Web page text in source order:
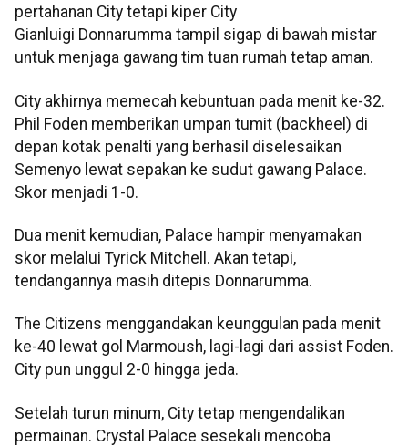
pertahanan City tetapi kiper City
Gianluigi Donnarumma tampil sigap di bawah mistar
untuk menjaga gawang tim tuan rumah tetap aman.
City akhirnya memecah kebuntuan pada menit ke-32.
Phil Foden memberikan umpan tumit (backheel) di
depan kotak penalti yang berhasil diselesaikan
Semenyo lewat sepakan ke sudut gawang Palace.
Skor menjadi 1-0.
Dua menit kemudian, Palace hampir menyamakan
skor melalui Tyrick Mitchell. Akan tetapi,
tendangannya masih ditepis Donnarumma.
The Citizens menggandakan keunggulan pada menit
ke-40 lewat gol Marmoush, lagi-lagi dari assist Foden.
City pun unggul 2-0 hingga jeda.
Setelah turun minum, City tetap mengendalikan
permainan. Crystal Palace sesekali mencoba